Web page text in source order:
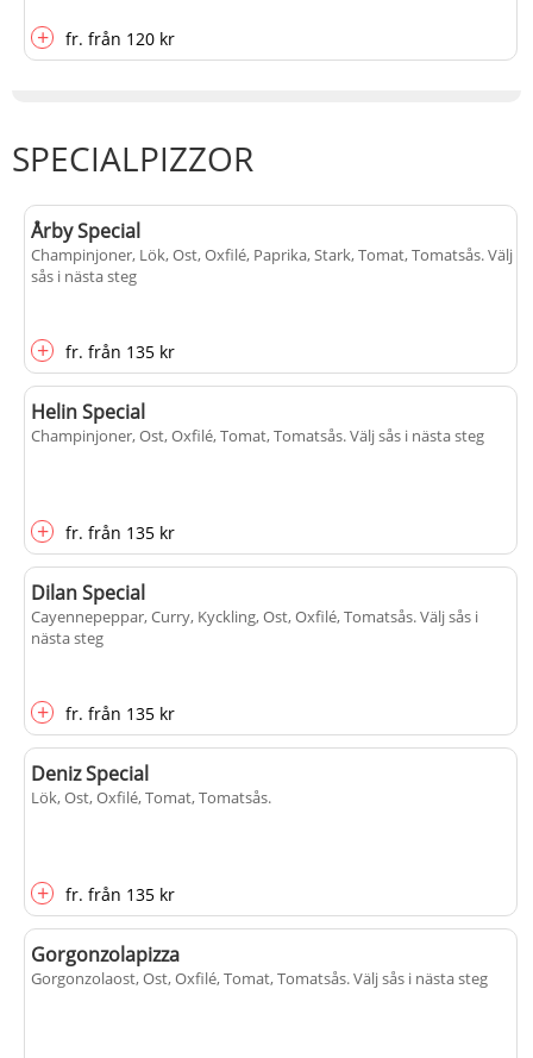
+ fr. från 120 kr
SPECIALPIZZOR
Årby Special
Champinjoner, Lök, Ost, Oxfilé, Paprika, Stark, Tomat, Tomatsås. Välj
sås i nästa steg
+ fr. från 135 kr
Helin Special
Champinjoner, Ost, Oxfilé, Tomat, Tomatsås. Välj sås i nästa steg
+ fr. från 135 kr
Dilan Special
Cayennepeppar, Curry, Kyckling, Ost, Oxfilé, Tomatsås. Välj sås i
nästa steg
+ fr. från 135 kr
Deniz Special
Lök, Ost, Oxfilé, Tomat, Tomatsås.
+ fr. från 135 kr
Gorgonzolapizza
Gorgonzolaost, Ost, Oxfilé, Tomat, Tomatsås. Välj sås i nästa steg